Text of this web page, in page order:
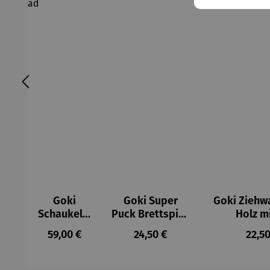
Goki
Schaukelm
otorrad
Regulärer Preis:
59,00 €
Goki Super
Puck Brettspiel,
2 in 1
Regulärer Preis:
24,50 €
Goki
Holz